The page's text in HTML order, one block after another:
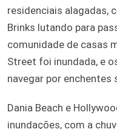
residenciais alagadas,
Brinks lutando para
comunidade de casas
Street foi inundada, e
navegar por enchentes
Dania Beach e
inundações, com a